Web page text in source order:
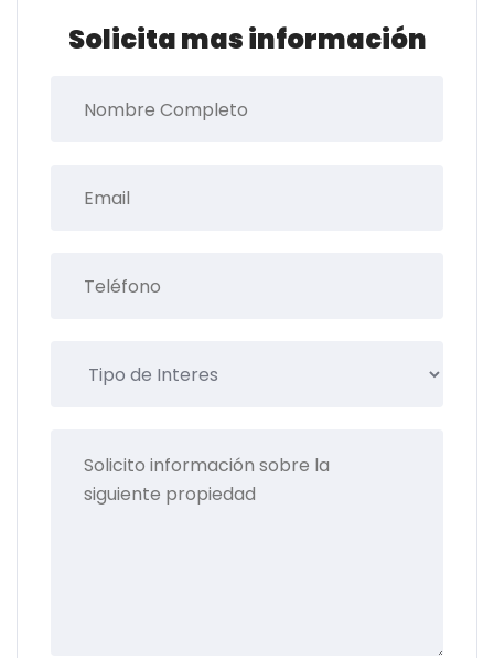
Solicita mas información